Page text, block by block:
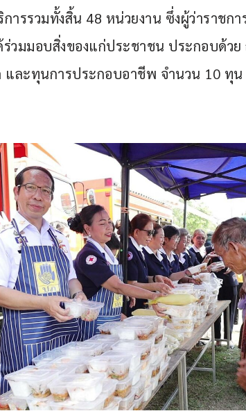
ารรวมทั้งสิ้น 48 หน่วยงาน ซึ่งผู้ว่าราชก
วมมอบสิ่งของแก่ประชาชน ประกอบด้วย
และทุนการประกอบอาชีพ จำนวน 10 ทุน